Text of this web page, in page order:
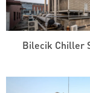
Bilecik Chiller